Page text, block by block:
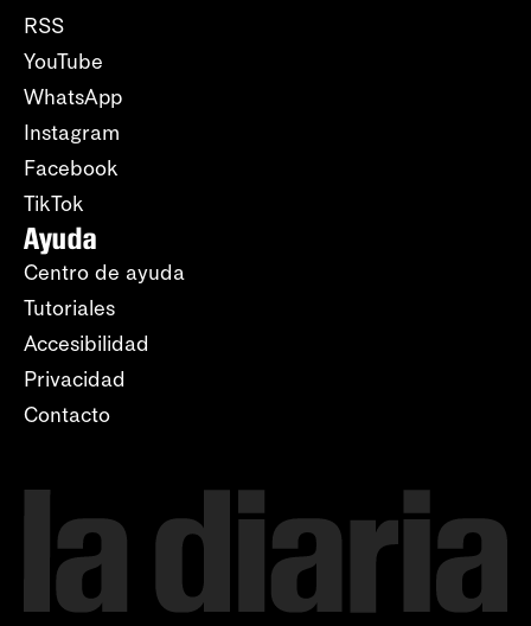
RSS
YouTube
WhatsApp
Instagram
Facebook
TikTok
Ayuda
Centro de ayuda
Tutoriales
Accesibilidad
Privacidad
Contacto